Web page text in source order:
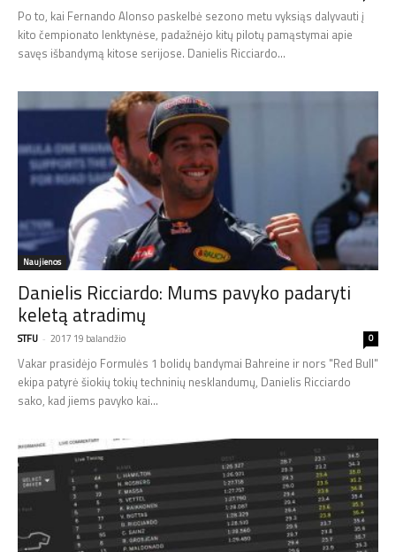
Po to, kai Fernando Alonso paskelbė sezono metu vyksiąs dalyvauti į
kito čempionato lenktynėse, padažnėjo kitų pilotų pamąstymai apie
savęs išbandymą kitose serijose. Danielis Ricciardo...
Naujienos
Danielis Ricciardo: Mums pavyko padaryti
keletą atradimų
STFU - 2017 19 balandžio 0
Vakar prasidėjo Formulės 1 bolidų bandymai Bahreine ir nors "Red Bull"
ekipa patyrė šiokių tokių techninių nesklandumų, Danielis Ricciardo
sako, kad jiems pavyko kai...